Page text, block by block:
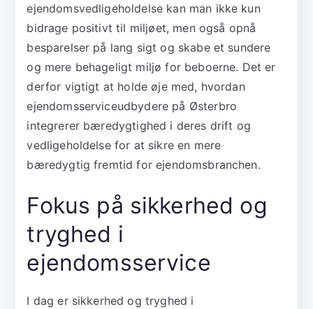
ejendomsvedligeholdelse kan man ikke kun
bidrage positivt til miljøet, men også opnå
besparelser på lang sigt og skabe et sundere
og mere behageligt miljø for beboerne. Det er
derfor vigtigt at holde øje med, hvordan
ejendomsserviceudbydere på Østerbro
integrerer bæredygtighed i deres drift og
vedligeholdelse for at sikre en mere
bæredygtig fremtid for ejendomsbranchen.
Fokus på sikkerhed og
tryghed i
ejendomsservice
I dag er sikkerhed og tryghed i